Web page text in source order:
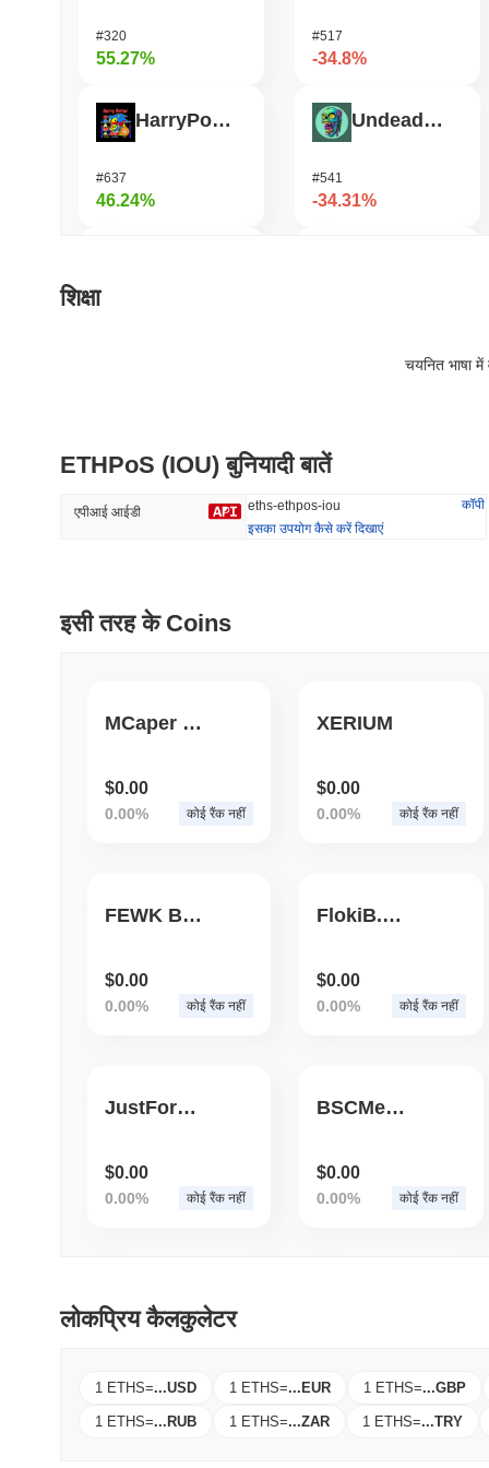
#320
55.27%
HarryPotterObamaSonic10Inu (ETH)
#637
46.24%
#525
#517
-34.8%
Undeads Games
#541
-34.31%
#360
HEX (Pulsechain)
शिक्षा
चयनित भाषा
ETHPoS (IOU) बुनियादी बातें
एपीआई आईडी eths-ethpos-iou
कॉपी
इसका उपयोग कैसे करें दिखाएं
इसी तरह के Coins
MCaper Coin
$0.00
0.00% कोई रैंक नहीं
XERIUM
$0.00
0.00% कोई रैंक नहीं
FEWK Byte
$0.00
0.00% कोई रैंक नहीं
FlokiB.ORG
$0.00
0.00% कोई रैंक नहीं
JustForFun
$0.00
0.00% कोई रैंक नहीं
BSCMemeDAOcoin
$0.00
0.00% कोई रैंक नहीं
लोकप्रिय कैलकुलेटर
1 ETHS=...USD 1 ETHS=...EUR 1 ETHS=...GBP
1 ETHS=...RUB 1 ETHS=...ZAR 1 ETHS=...TRY